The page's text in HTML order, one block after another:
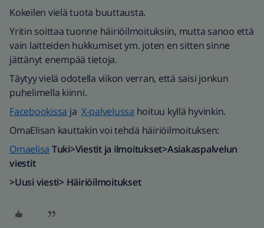
Kokeilen vielä tuota buuttausta.
Yritin soittaa tuonne häiriöilmoituksiin, mutta sanoo että
vain laitteiden hukkumiset ym. joten en sitten sinne
jättänyt enempää tietoja.
Täytyy vielä odotella viikon verran, että saisi jonkun
puhelimella kiinni.
Facebookissa ja X-palvelussa hoituu kyllä hyvinkin.
OmaElisan kauttakin voi tehdä häiriöilmoituksen:
Omaelisa Tuki>Viestit ja ilmoitukset>Asiakaspalvelun
viestit
>Uusi viesti> Häiriöilmoitukset